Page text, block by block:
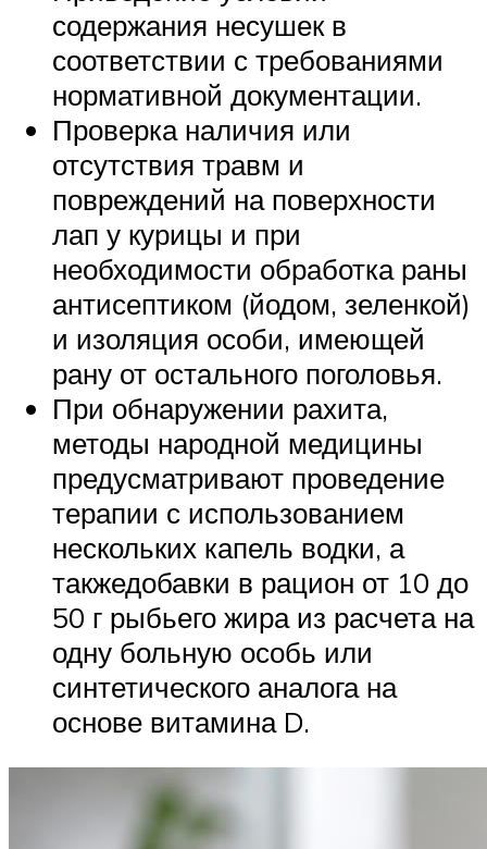
содержания несушек в
соответствии с требованиями
нормативной документации.
Проверка наличия или
отсутствия травм и
повреждений на поверхности
лап у курицы и при
необходимости обработка раны
антисептиком (йодом, зеленкой)
и изоляция особи, имеющей
рану от остального поголовья.
При обнаружении рахита,
методы народной медицины
предусматривают проведение
терапии с использованием
нескольких капель водки, а
такжедобавки в рацион от 10 до
50 г рыбьего жира из расчета на
одну больную особь или
синтетического аналога на
основе витамина D.